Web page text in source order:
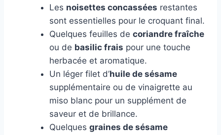
Les noisettes concassées restantes
sont essentielles pour le croquant final.
Quelques feuilles de coriandre fraîche
ou de basilic frais pour une touche
herbacée et aromatique.
Un léger filet d’huile de sésame
supplémentaire ou de vinaigrette au
miso blanc pour un supplément de
saveur et de brillance.
Quelques graines de sésame